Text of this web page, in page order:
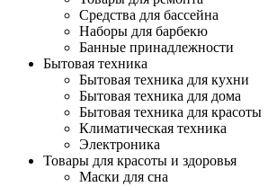
Средства для бассейна
Наборы для барбекю
Банные принадлежности
Бытовая техника
Бытовая техника для кухни
Бытовая техника для дома
Бытовая техника для красоты
Климатическая техника
Электроника
Товары для красоты и здоровья
Маски для сна